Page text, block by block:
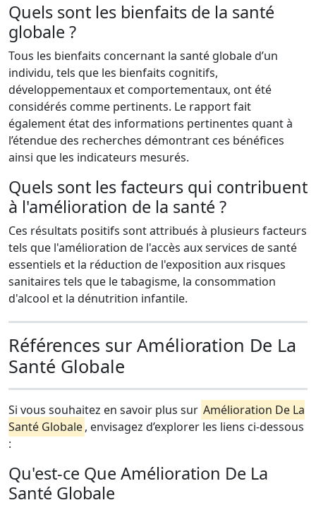
Quels sont les bienfaits de la santé
globale ?
Tous les bienfaits concernant la santé globale d’un
individu, tels que les bienfaits cognitifs,
développementaux et comportementaux, ont été
considérés comme pertinents. Le rapport fait
également état des informations pertinentes quant à
l’étendue des recherches démontrant ces bénéfices
ainsi que les indicateurs mesurés.
Quels sont les facteurs qui contribuent
à l'amélioration de la santé ?
Ces résultats positifs sont attribués à plusieurs facteurs
tels que l'amélioration de l'accès aux services de santé
essentiels et la réduction de l'exposition aux risques
sanitaires tels que le tabagisme, la consommation
d'alcool et la dénutrition infantile.
Références sur Amélioration De La
Santé Globale
Si vous souhaitez en savoir plus sur Amélioration De La
Santé Globale, envisagez d’explorer les liens ci-dessous
:
Qu'est-ce Que Amélioration De La
Santé Globale